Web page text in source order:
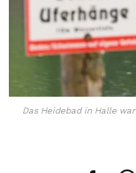
Das Heidebad in Halle